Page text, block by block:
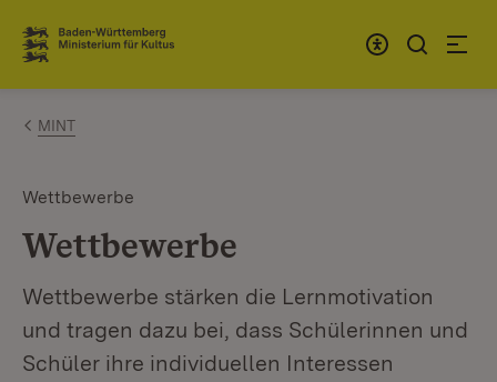
Zum Inhalt springen
Link zur Startseite
MINT
Wettbewerbe
Wettbewerbe
Wettbewerbe stärken die Lernmotivation
und tragen dazu bei, dass Schülerinnen und
Schüler ihre individuellen Interessen